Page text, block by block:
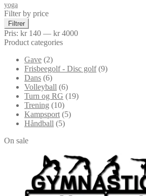
yoga
Filter by price
Min.
pris
Makspris
Filtrer
Pris: kr 140 — kr 4000
Product categories
Gave (2)
Frisbeegolf - Disc golf (9)
Dans (6)
Volleyball (6)
Turn og RG (19)
Trening (10)
Kampsport (5)
Håndball (5)
On sale